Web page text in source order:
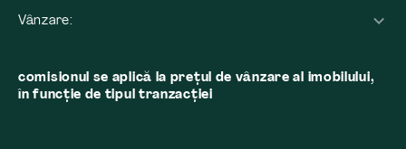
Vânzare:
comisionul se aplică la preţul de vânzare al imobilului,
în funcţie de tipul tranzacţiei